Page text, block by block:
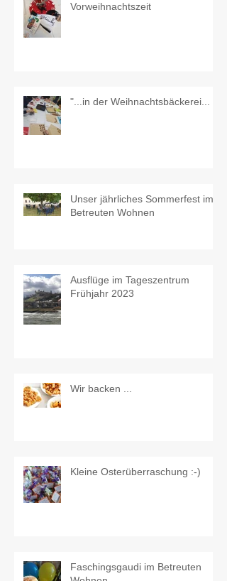
Vorweihnachtszeit
"...in der Weihnachtsbäckerei...
Unser jährliches Sommerfest im
Betreuten Wohnen
Ausflüge im Tageszentrum
Frühjahr 2023
Wir backen ...
Kleine Osterüberraschung :-)
Faschingsgaudi im Betreuten